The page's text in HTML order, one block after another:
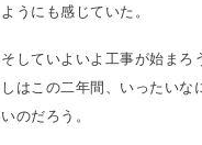
ようにも感じていた。
そしていよいよ工事が始まろ
しはこの二年間、いったいな
いのだろう。